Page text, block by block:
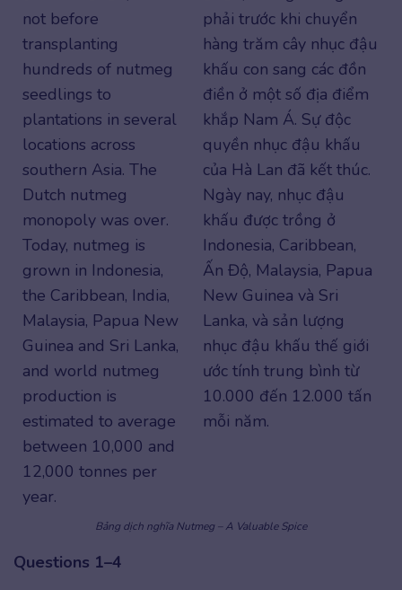
not before
transplanting
hundreds of nutmeg
seedlings to
plantations in several
locations across
southern Asia. The
Dutch nutmeg
monopoly was over.
Today, nutmeg is
grown in Indonesia,
the Caribbean, India,
Malaysia, Papua New
Guinea and Sri Lanka,
and world nutmeg
production is
estimated to average
between 10,000 and
12,000 tonnes per
year.
phải trước khi chuyển
hàng trăm cây nhục đậu
khấu con sang các đồn
điền ở một số địa điểm
khắp Nam Á. Sự độc
quyền nhục đậu khấu
của Hà Lan đã kết thúc.
Ngày nay, nhục đậu
khấu được trồng ở
Indonesia, Caribbean,
Ấn Độ, Malaysia, Papua
New Guinea và Sri
Lanka, và sản lượng
nhục đậu khấu thế giới
ước tính trung bình từ
10.000 đến 12.000 tấn
mỗi năm.
Bảng dịch nghĩa Nutmeg – A Valuable Spice
Questions 1–4